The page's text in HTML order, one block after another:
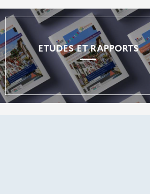
ETUDES ET RAPPORTS